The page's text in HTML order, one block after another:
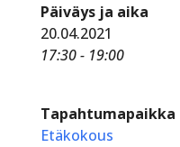
Päiväys ja aika
20.04.2021
17:30 - 19:00
Tapahtumapaikka
Etäkokous